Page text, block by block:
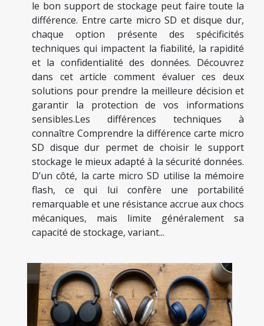
le bon support de stockage peut faire toute la
différence. Entre carte micro SD et disque dur,
chaque option présente des spécificités
techniques qui impactent la fiabilité, la rapidité
et la confidentialité des données. Découvrez
dans cet article comment évaluer ces deux
solutions pour prendre la meilleure décision et
garantir la protection de vos informations
sensibles.Les différences techniques à
connaître Comprendre la différence carte micro
SD disque dur permet de choisir le support
stockage le mieux adapté à la sécurité données.
D’un côté, la carte micro SD utilise la mémoire
flash, ce qui lui confère une portabilité
remarquable et une résistance accrue aux chocs
mécaniques, mais limite généralement sa
capacité de stockage, variant...